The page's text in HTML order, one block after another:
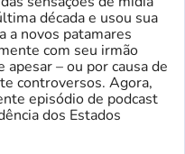
década e usou sua
a novos patamares
com seu irmão
apesar – ou por causa de
controversos. Agora,
episódio de podcast
dos Estados